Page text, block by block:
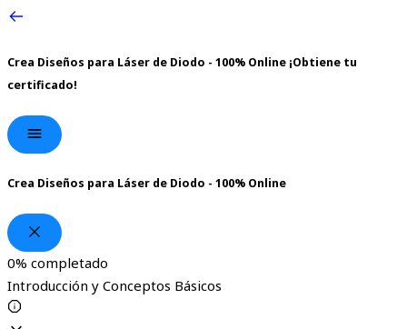
Crea Diseños para Láser de Diodo - 100% Online ¡Obtiene tu
certificado!
Crea Diseños para Láser de Diodo - 100% Online
0% completado
Introducción y Conceptos Básicos